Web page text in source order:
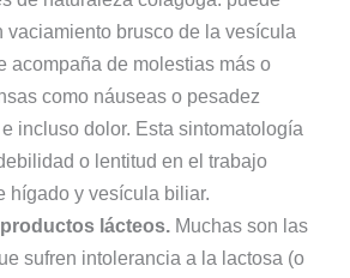
vaciamiento brusco de la vesícula
acompaña de molestias más o
como náuseas o pesadez
incluso dolor. Esta sintomatología
o lentitud en el trabajo
hígado y vesícula biliar.
lácteos.Muchas son las
sufren intolerancia a la lactosa (o